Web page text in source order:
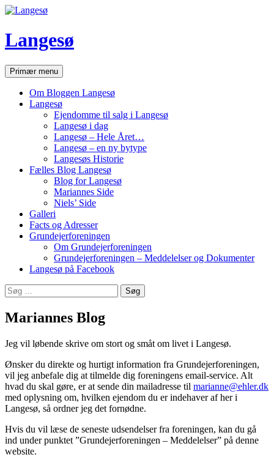
Hop
indhold
Langesø
SøgPrimær menu
Om Bloggen Langesø
Langesø
Ejendomme til salg i Langesø
Langesø i dag
Langesø – Hele Året…
Langesø – en ny bytype
Langesøs Historie
Fælles Blog Langesø
Blog for Langesø
Mariannes Side
Niels’ Side
Galleri
Facts og Adresser
Grundejerforeningen
Om Grundejerforeningen
Grundejerforeningen – Meddelelser og Dokumenter
Langesø på Facebook
Søg
efter:
Mariannes Blog
Jeg vil løbende skrive om stort og småt om livet i Langesø.
Ønsker du direkte og hurtigt information fra Grundejerforeningen,
vil jeg anbefale dig at tilmelde dig foreningens email-service. Alt
hvad du skal gøre, er at sende din mailadresse til marianne@ehler.dk
med oplysning om, hvilken ejendom du er indehaver af her i
Langesø, så ordner jeg det fornødne.
Hvis du vil læse de seneste udsendelser fra foreningen, kan du gå
ind under punktet ”Grundejerforeningen – Meddelelser” på denne
website.